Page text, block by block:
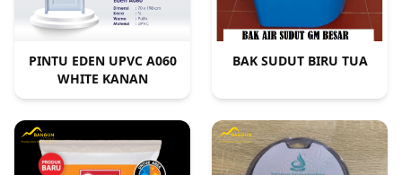
PINTU EDEN UPVC A060
WHITE KANAN
BAK SUDUT BIRU TUA